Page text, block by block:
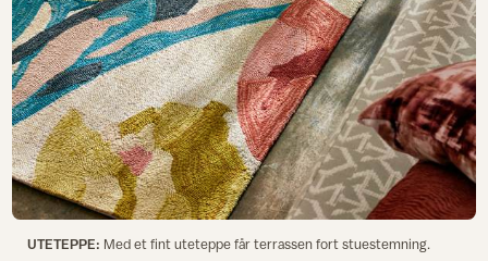
UTETEPPE: Med et fint uteteppe får terrassen fort stuestemning.